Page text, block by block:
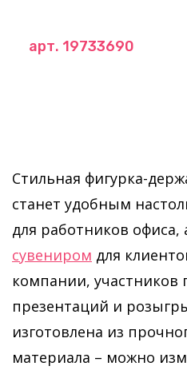
арт. 19733690
Стильная фигурка-
станет удобным
для работников
сувениром для
компании, участников
презентаций и
изготовлена из
материала – можно